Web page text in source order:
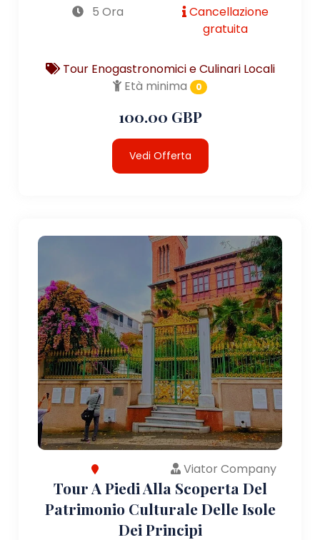
5 Ora
Cancellazione
gratuita
Tour Enogastronomici e Culinari Locali
Età minima
0
100.00 GBP
Vedi Offerta
Viator Company
Tour A Piedi Alla Scoperta Del
Patrimonio Culturale Delle Isole
Dei Principi